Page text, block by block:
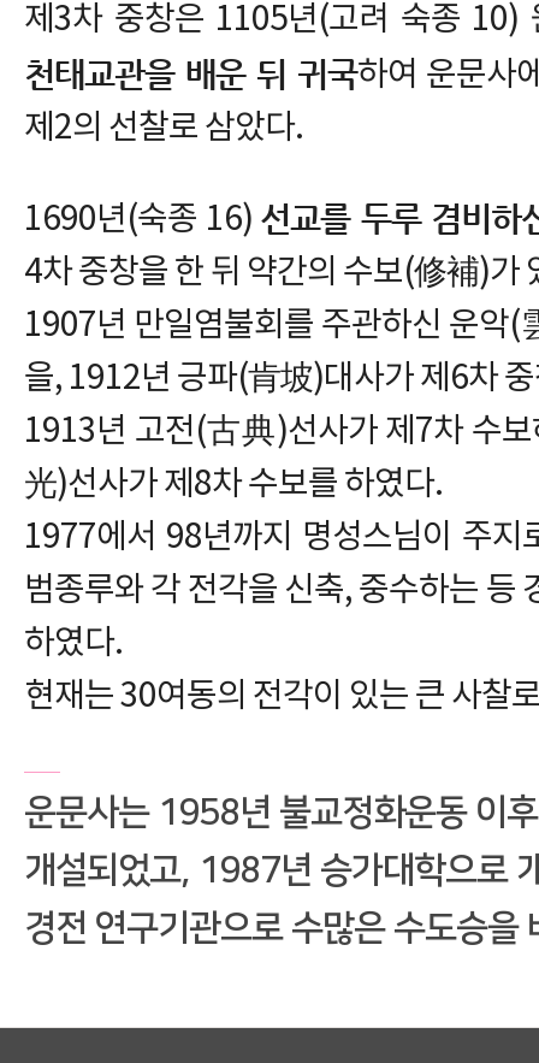
제3차 중창은 1105년(고려 숙종 10)
천태교관을 배운 뒤 귀국하여 운문사
제2의 선찰로 삼았다.
1690년(숙종 16) 선교를 두루 겸비
4차 중창을 한 뒤 약간의 수보(修補)가
1907년 만일염불회를 주관하신 운악
을, 1912년 긍파(肯坡)대사가 제6차
1913년 고전(古典)선사가 제7차 수
光)선사가 제8차 수보를 하였다.
1977에서 98년까지 명성스님이 주지
범종루와 각 전각을 신축, 중수하는 등
하였다.
현재는 30여동의 전각이 있는 큰 사찰
운문사는 1958년 불교정화운동 이
개설되었고, 1987년 승가대학으로
경전 연구기관으로 수많은 수도승을